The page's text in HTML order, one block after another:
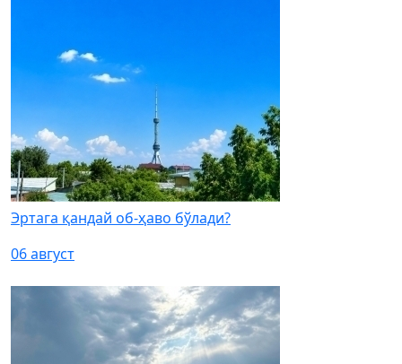
Эртага қандай об-ҳаво бўлади?
06 август